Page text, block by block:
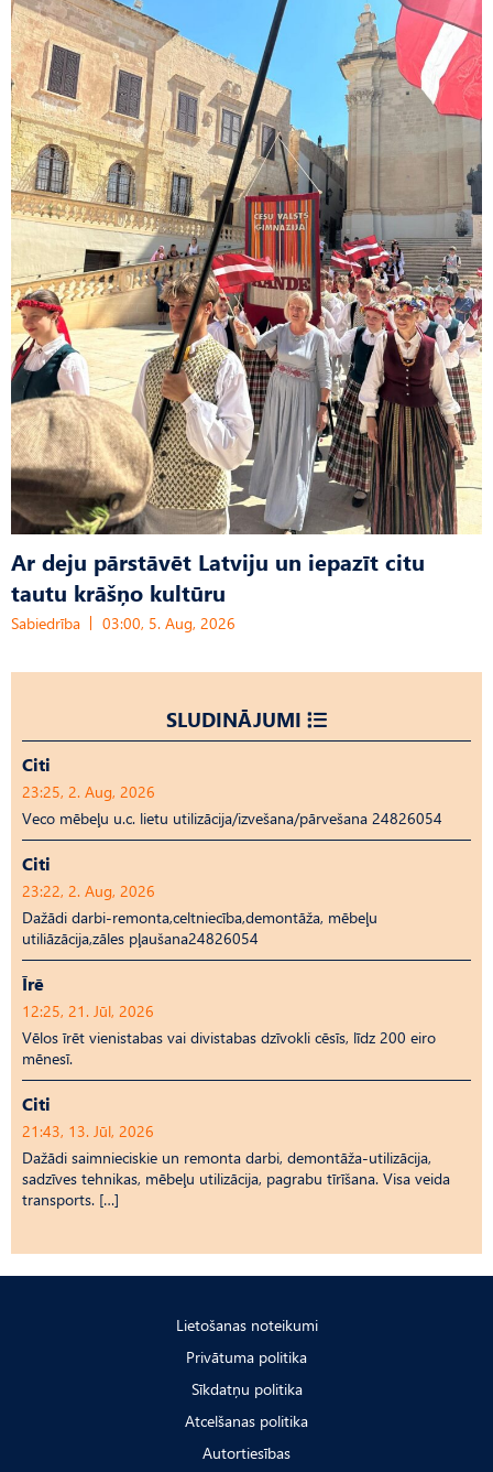
Ar deju pārstāvēt Latviju un iepazīt citu
tautu krāšņo kultūru
Sabiedrība 03:00, 5. Aug, 2026
SLUDINĀJUMI
Citi
23:25, 2. Aug, 2026
Veco mēbeļu u.c. lietu utilizācija/izvešana/pārvešana 24826054
Citi
23:22, 2. Aug, 2026
Dažādi darbi-remonta,celtniecība,demontāža, mēbeļu
utiliāzācija,zāles pļaušana24826054
Īrē
12:25, 21. Jūl, 2026
Vēlos īrēt vienistabas vai divistabas dzīvokli cēsīs, līdz 200 eiro
mēnesī.
Citi
21:43, 13. Jūl, 2026
Dažādi saimnieciskie un remonta darbi, demontāža-utilizācija,
sadzīves tehnikas, mēbeļu utilizācija, pagrabu tīrīšana. Visa veida
transports. […]
Lietošanas noteikumi
Privātuma politika
Sīkdatņu politika
Atcelšanas politika
Autortiesības